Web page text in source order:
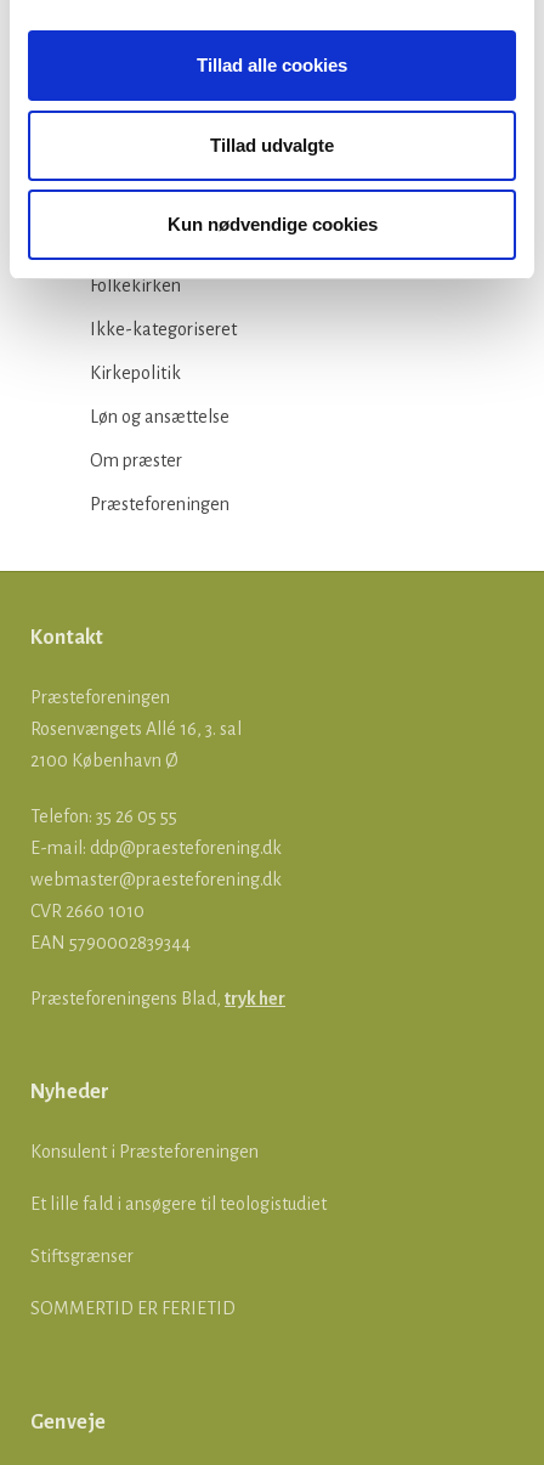
Tillad alle cookies
Tillad udvalgte
Kun nødvendige cookies
Arbejdsmiljø
Folkekirken
Ikke-kategoriseret
Kirkepolitik
Løn og ansættelse
Om præster
Præsteforeningen
Kontakt
Præsteforeningen
Rosenvængets Allé 16, 3. sal
2100 København Ø
Telefon: 35 26 05 55
E-mail: ddp@praesteforening.dk
webmaster@praesteforening.dk
CVR 2660 1010
EAN 5790002839344
Præsteforeningens Blad, tryk her
Nyheder
Konsulent i Præsteforeningen
Et lille fald i ansøgere til teologistudiet
Stiftsgrænser
SOMMERTID ER FERIETID
Genveje